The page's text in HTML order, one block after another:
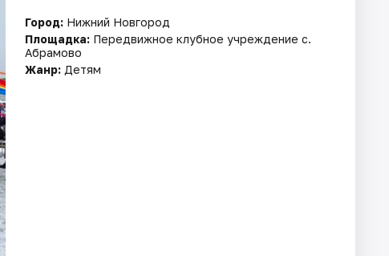
Город: Нижний Новгород
Площадка: Передвижное клубное учреждение с.
Абрамово
Жанр: Детям